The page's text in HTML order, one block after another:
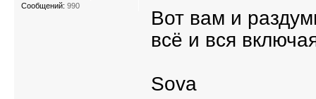
Вот вам и
всё и вся
Sova
Сообщений: 990